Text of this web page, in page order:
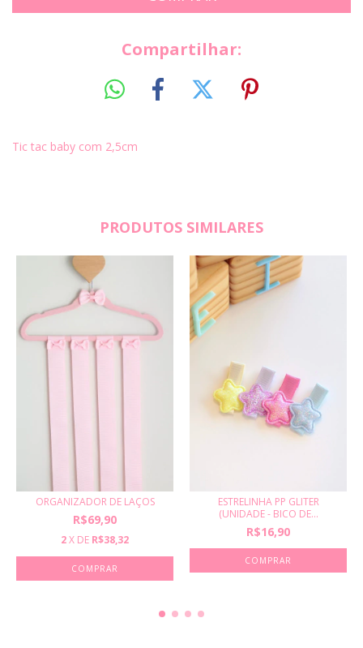
Compartilhar:
Tic tac baby com 2,5cm
PRODUTOS SIMILARES
ORGANIZADOR DE LAÇOS
R$69,90
2X DE R$38,32
ESTRELINHA PP GLITER
(UNIDADE - BICO DE...
R$16,90
COMPRAR